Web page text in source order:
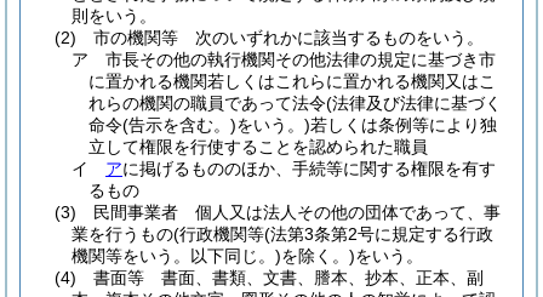
則をいう。
(2)
市の機関等 次のいずれかに該当するものをいう。
ア
市長その他の執行機関その他法律の規定に基づき市
に置かれる機関若しくはこれらに置かれる機関又はこ
れらの機関の職員であって法令(法律及び法律に基づく
命令(告示を含む。)をいう。)若しくは条例等により独
立して権限を行使することを認められた職員
イ
アに掲げるもののほか、手続等に関する権限を有す
るもの
(3)
民間事業者 個人又は法人その他の団体であって、事
業を行うもの(行政機関等(法第3条第2号に規定する行政
機関等をいう。以下同じ。)を除く。)をいう。
(4)
書面等 書面、書類、文書、謄本、抄本、正本、副